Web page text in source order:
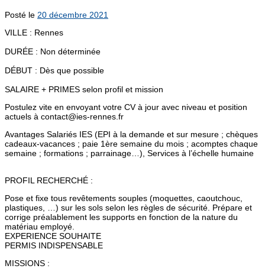
Posté le 20 décembre 2021
VILLE : Rennes
DURÉE : Non déterminée
DÉBUT : Dès que possible
SALAIRE + PRIMES selon profil et mission
Postulez vite en envoyant votre CV à jour avec niveau et position
actuels à contact@ies-rennes.fr
Avantages Salariés IES (EPI à la demande et sur mesure ; chèques
cadeaux-vacances ; paie 1ère semaine du mois ; acomptes chaque
semaine ; formations ; parrainage…), Services à l’échelle humaine
PROFIL RECHERCHÉ :
Pose et fixe tous revêtements souples (moquettes, caoutchouc,
plastiques, …) sur les sols selon les règles de sécurité. Prépare et
corrige préalablement les supports en fonction de la nature du
matériau employé.
EXPERIENCE SOUHAITE
PERMIS INDISPENSABLE
MISSIONS :